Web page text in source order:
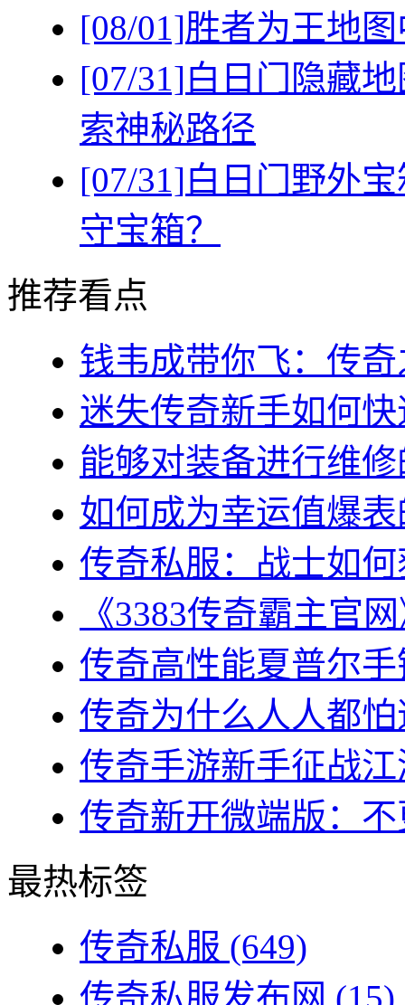
[08/01]胜者为王地
[07/31]白日门隐藏
索神秘路径
[07/31]白日门野外
守宝箱？
推荐看点
钱韦成带你飞：传
迷失传奇新手如何
能够对装备进行维
如何成为幸运值爆
传奇私服：战士如
《3383传奇霸主官
传奇高性能夏普尔
传奇为什么人人都
传奇手游新手征战
传奇新开微端版：
最热标签
传奇私服 (649)